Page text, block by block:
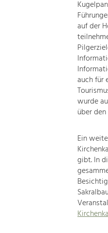
Steigerung regionaler
auf der
auch für
wurde
über
Ein
gibt. In